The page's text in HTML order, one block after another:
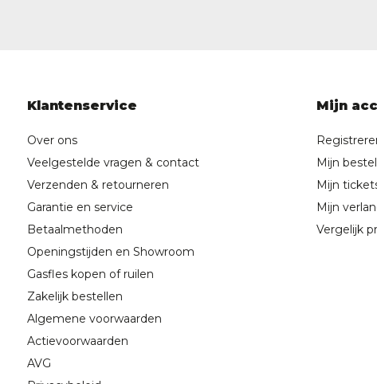
Klantenservice
Over ons
Veelgestelde vragen & contact
Verzenden & retourneren
Garantie en service
Betaalmethoden
Openingstijden en Showroom
Gasfles kopen of ruilen
Zakelijk bestellen
Algemene voorwaarden
Actievoorwaarden
AVG
Mijn
Mijn
Mijn
Mijn
Vergelijk